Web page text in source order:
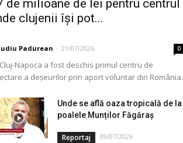
de milioane de lei pentru centrul
clujenii își pot...
Padurean - 21/07/2026 0
Napoca a fost deschis primul centru de
a deșeurilor prin aport voluntar din România.
Unde se află oaza tropicală de la
poalele Munților Făgăraș
Reportaj 09/07/2026